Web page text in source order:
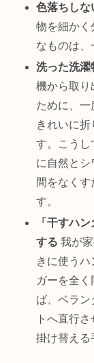
色落ちしな
物を細かく
なものは、
洗った洗濯
機から取り
ために、一
きれいに折
す。こうし
に自然と
間をなく
す。
「干すハ
する 我が
きに使う
ガーを全
ば、ベラン
トへ直行
掛け替える